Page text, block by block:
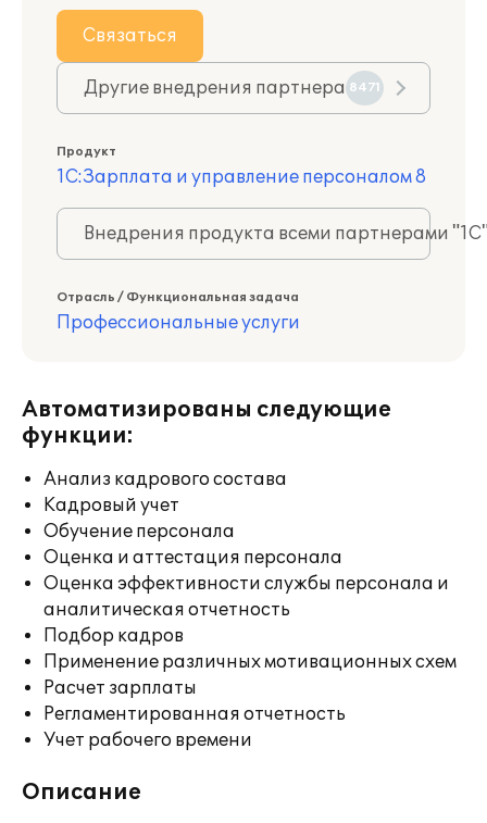
Связаться
Другие внедрения партнера 8471
Продукт
1С:Зарплата и управление персоналом 8
Внедрения продукта всеми партнерами
Отрасль / Функциональная задача
Профессиональные услуги
Автоматизированы следующие
функции:
Анализ кадрового состава
Кадровый учет
Обучение персонала
Оценка и аттестация персонала
Оценка эффективности службы персонала и
аналитическая отчетность
Подбор кадров
Применение различных мотивационных схем
Расчет зарплаты
Регламентированная отчетность
Учет рабочего времени
Описание